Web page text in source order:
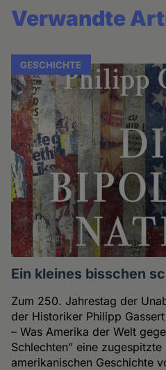
Verwandte
GESCHICHTE
Ein kleines bisschen
Zum 250. Jahrestag der
der Historiker Philipp
– Was Amerika der Welt
Schlechten” eine
amerikanischen Geschichte